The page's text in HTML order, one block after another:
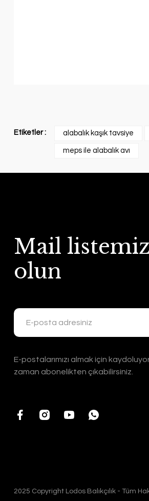
Etiketler : alabalık kaşık tavsiye
meps ile alabalık avı
Mail
olun
E-postalarımızı almak için
zaman abonelikten çıkabilirsiniz.
2025 Copyright Lodos Balıkçılık - Tüm